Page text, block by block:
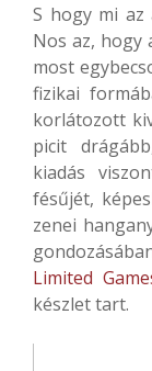
S hogy mi az
Nos az, hogy
most
fizikai
korlátozott
picit
kiadás
fésűjét,
zenei
Limited
készlet tart.